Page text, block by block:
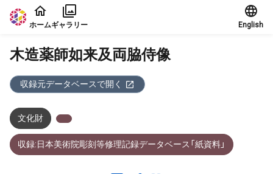
本文に飛ぶ
ホームギャラリー English
木造薬師如来及両脇侍像
収録元データベースで開く
文化財
収録:日本美術院彫刻等修理記録データベース「紙資料」